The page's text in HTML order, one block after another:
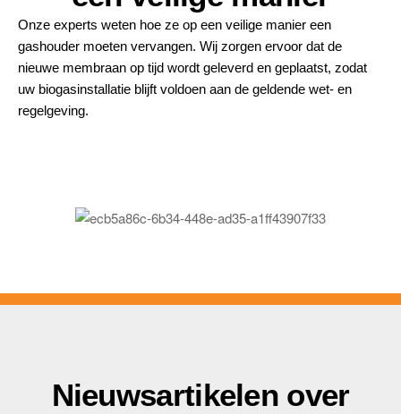
Onze experts weten hoe ze op een veilige manier een
gashouder moeten vervangen. Wij zorgen ervoor dat de
nieuwe membraan op tijd wordt geleverd en geplaatst, zodat
uw biogasinstallatie blijft voldoen aan de geldende wet- en
regelgeving.
Nieuwsartikelen over